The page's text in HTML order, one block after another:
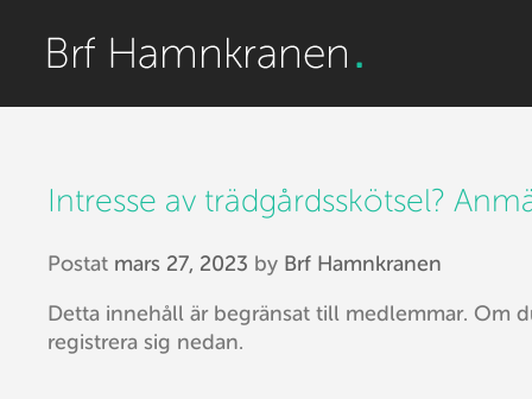
Intresse av trädgårdsskötsel?
Postat mars 27, 2023 by Brf Hamnkranen
Detta innehåll är begränsat till medlemmar. Om
registrera sig nedan.